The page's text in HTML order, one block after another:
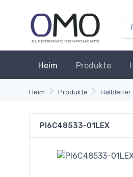
Heim Produkte
Heim Produkte Halbleiter
PI6C48533-01LEX